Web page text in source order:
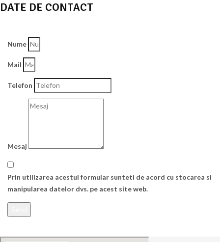
DATE DE CONTACT
Nume
Mail
Telefon
Mesaj
Prin utilizarea acestui formular sunteti de acord cu stocarea si
manipularea datelor dvs. pe acest site web.